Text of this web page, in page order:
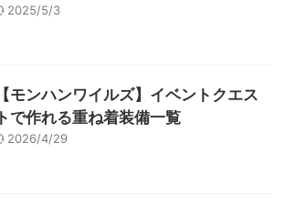
2025/5/3
【モンハンワイルズ】イベントクエス
トで作れる重ね着装備一覧
2026/4/29